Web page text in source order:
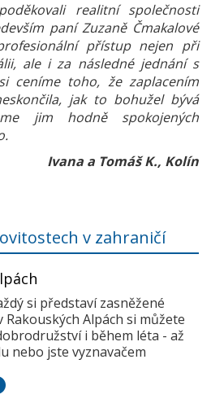
realitní společnosti
paní Zuzaně Čmakalové
přístup nejen při
ale i za následné jednání s
ceníme toho, že zaplacením
jak to bohužel bývá
jim hodně spokojených
Ivana a Tomáš K., Kolín
v zahraničí
si představí zasněžené
Alpách si můžete
i během léta - až
nebo jste vyznavačem